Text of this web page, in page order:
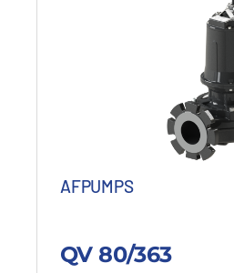
AFPUMPS
QV 80/363